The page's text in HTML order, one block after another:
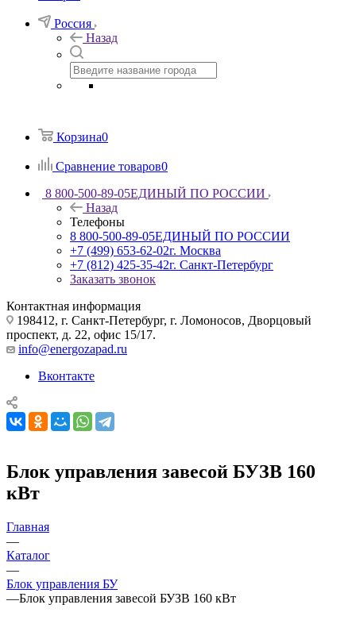
Россия
Назад
Корзина0
Сравнение товаров0
8 800-500-89-05ЕДИНЫЙ ПО РОССИИ
Назад
Телефоны
8 800-500-89-05ЕДИНЫЙ ПО РОССИИ
+7 (499) 653-62-02г. Москва
+7 (812) 425-35-42г. Санкт-Петербург
Заказать звонок
Контактная информация
198412, г. Санкт-Петербург, г. Ломоносов, Дворцовый
проспект, д. 22, офис 15/17.
info@energozapad.ru
Вконтакте
Блок управления завесой БУЗВ 160
кВт
Главная
—
Каталог
—
Блок управления БУ
—Блок управления завесой БУЗВ 160 кВт